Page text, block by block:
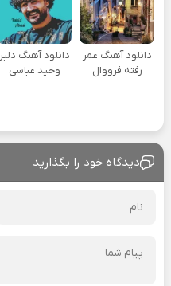
دانلود آهنگ عمر
رفته فرووال
دانلود آهنگ دلبر
وحید عباسی
دیدگاه خود را بگذارید